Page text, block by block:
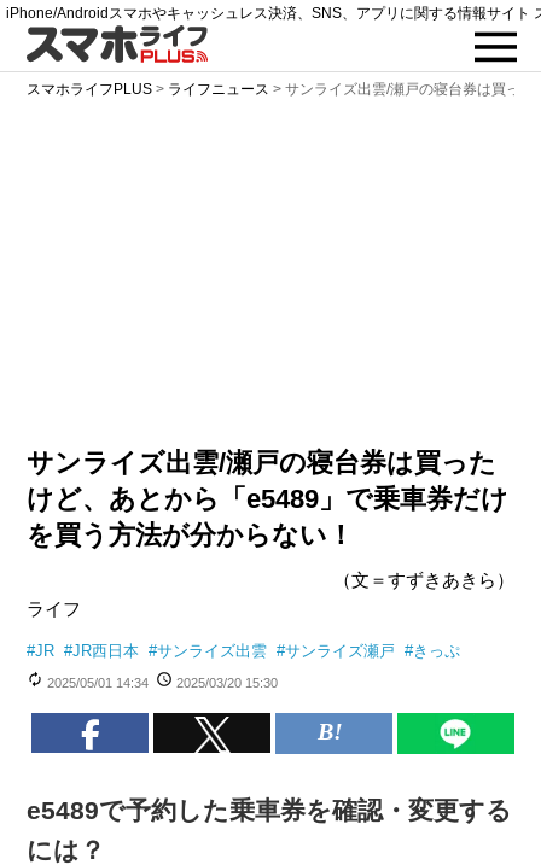
iPhone/Androidスマホやキャッシュレス決済、SNS、アプリに関する情報サイト
スマホライフPLUS > ライフニュース >サンライズ出雲/瀬戸の寝台券は買っ
サンライズ出雲/瀬戸の寝台券は買った
けど、あとから「e5489」で乗車券だけ
を買う方法が分からない！
（文＝すずきあきら）
ライフ
#JR #JR西日本 #サンライズ出雲 #サンライズ瀬戸 #きっぷ
2025/05/01 14:34 2025/03/20 15:30
e5489で予約した乗車券を確認・変更する
には？